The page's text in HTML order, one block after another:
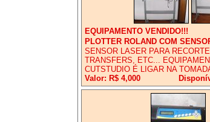
EQUIPAMENTO VENDIDO!!!
PLOTTER ROLAND COM
SENSOR LASER PARA
TRANSFERS, ETC...
CUTSTUDIO É LIGAR NA
Valor: R$ 4,000